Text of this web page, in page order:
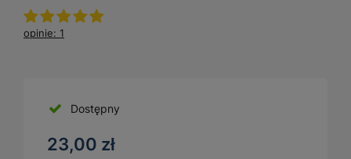
opinie: 1
Dostępny
23,00 zł